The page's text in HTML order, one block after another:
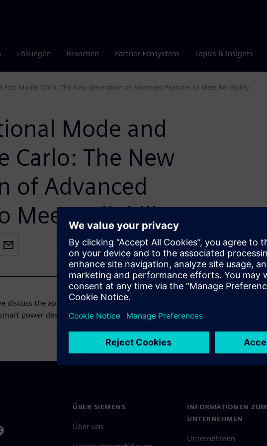
Lösungen Branchen Partner Ecosystem Topics & Insights
Fast Monte Carlo: The New Generation of Advanced Features to Meet Reliability
Mode and
Carlo: The New
of Advanced
Meet Reliability
discuss the application of advanced Monte Carlo
power designs to improve circuit robustness and
ÜBER SIEMENS
Über uns
INFORMATIONEN ZUM
UNTERNEHMEN
Unternehmen